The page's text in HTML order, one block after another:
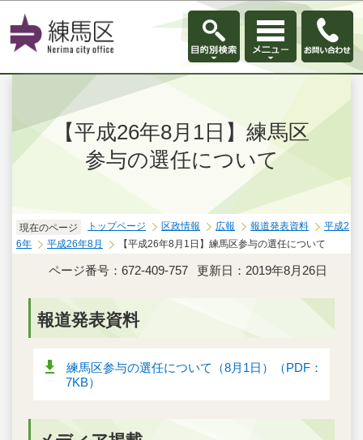
このページの本文へ移動
【平成26年8月1日】練馬区
参与の選任について
現在のページ トップページ 区政情報 広報 報道発表資料
平成2
6年
平成26年8月 【平成26年8月1日】練馬区参与の選任について
ページ番号：672-409-757 更新日：2019年8月26日
報道発表資料
練馬区参与の選任について（8月1日）（PDF：
7KB）